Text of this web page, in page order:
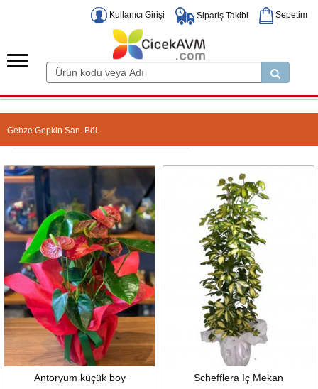
Kullanıcı Girişi Sipariş Takibi Sepetim
Gebze Gepkin San. Böl.
Antoryum küçük boy Schefflera İç Mekan